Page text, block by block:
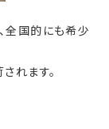
全国的にも希少
れます。